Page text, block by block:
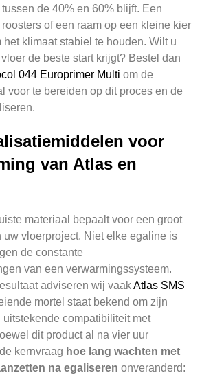
de 40% en 60% blijft. Een
of een raam op een kleine kier
het klimaat stabiel te houden. Wilt u
de beste start krijgt? Bestel dan
044 Europrimer Multi om de
voor te bereiden op dit proces en de
voor
van Atlas en
materiaal bepaalt voor een groot
uw vloerproject. Niet elke egaline is
de constante
van een verwarmingssysteem.
adviseren wij vaakAtlas SMS
mortel staat bekend om zijn
uitstekende compatibiliteit met
dit product al na vier uur
kernvraag hoe lang wachten met
na egaliseren onveranderd: